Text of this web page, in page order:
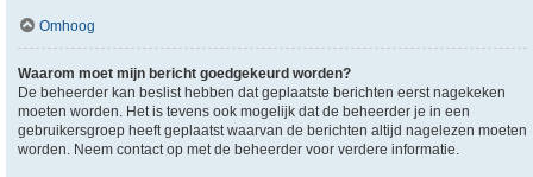
Omhoog
Waarom moet mijn bericht goedgekeurd worden?
De beheerder kan beslist hebben dat geplaatste berichten eerst nagekeken
moeten worden. Het is tevens ook mogelijk dat de beheerder je in een
gebruikersgroep heeft geplaatst waarvan de berichten altijd nagelezen moeten
worden. Neem contact op met de beheerder voor verdere informatie.